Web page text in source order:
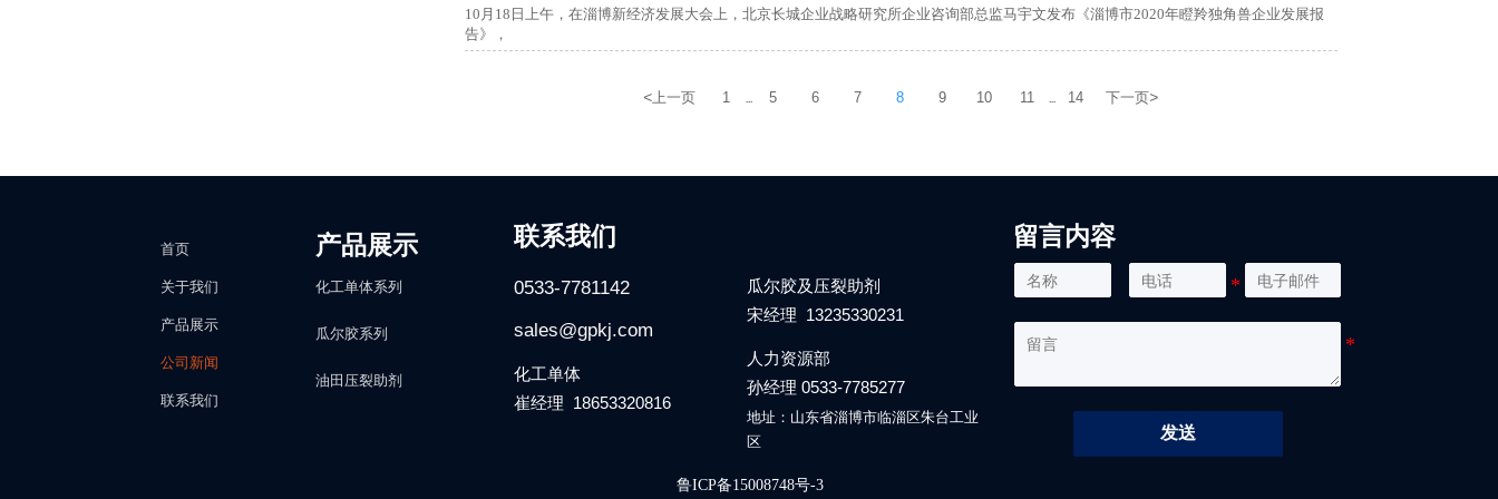
10月18日上午，在淄博新经济发展大会上，北京长城企业战略研究所企业咨询部总监马宇文发布《淄博市2020年瞪羚独角兽企业发展报
告》，
<上一页 1 ... 5 6 7 8 9 10 11 ... 14 下一页>
首页
关于我们
产品展示
公司新闻
联系我们
产品展示
化工单体系列
瓜尔胶系列
油田压裂助剂
联系我们
0533-7781142
sales@gpkj.com
化工单体
崔经理 18653320816
瓜尔胶及压裂助剂
宋经理 13235330231
人力资源部
孙经理 0533-7785277
地址：山东省淄博市临淄区朱台工业
区
留言内容
发送
鲁ICP备15008748号-3